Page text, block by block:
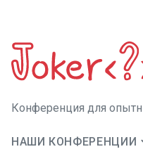
Конференция для
НАШИ КОНФЕРЕНЦИИ